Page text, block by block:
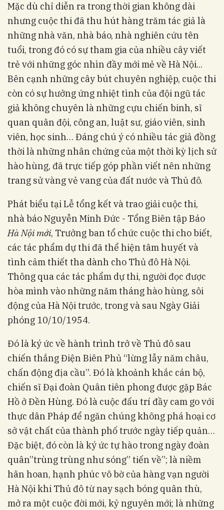
Mặc dù chỉ diễn ra trong thời gian không dài
nhưng cuộc thi đã thu hút hàng trăm tác giả là
những nhà văn, nhà báo, nhà nghiên cứu tên
tuổi, trong đó có sự tham gia của nhiều cây viết
trẻ với những góc nhìn đầy mới mẻ về Hà Nội...
Bên cạnh những cây bút chuyên nghiệp, cuộc thi
còn có sự hưởng ứng nhiệt tình của đội ngũ tác
giả không chuyên là những cựu chiến binh, sĩ
quan quân đội, công an, luật sư, giáo viên, sinh
viên, học sinh… Đáng chú ý có nhiều tác giả đồng
thời là những nhân chứng của một thời kỳ lịch sử
hào hùng, đã trực tiếp góp phần viết nên những
trang sử vàng vẻ vang của đất nước và Thủ đô.
Phát biểu tại Lễ tổng kết và trao giải cuộc thi,
nhà báo Nguyễn Minh Đức - Tổng Biên tập Báo
Hà Nội mới, Trưởng ban tổ chức cuộc thi cho biết,
các tác phẩm dự thi đã thể hiện tâm huyết và
tình cảm thiết tha dành cho Thủ đô Hà Nội.
Thông qua các tác phẩm dự thi, người đọc được
hòa mình vào những năm tháng hào hùng, sôi
động của Hà Nội trước, trong và sau Ngày Giải
phóng 10/10/1954.
Đó là ký ức về hành trình trở về Thủ đô sau
chiến thắng Điện Biên Phủ “lừng lẫy năm châu,
chấn động địa cầu”. Đó là khoảnh khắc cán bộ,
chiến sĩ Đại đoàn Quân tiên phong được gặp Bác
Hồ ở Đền Hùng. Đó là cuộc đấu trí đầy cam go với
thực dân Pháp để ngăn chúng không phá hoại cơ
sở vật chất của thành phố trước ngày tiếp quản…
Đặc biệt, đó còn là ký ức tự hào trong ngày đoàn
quân”trùng trùng như sóng” tiến về”; là niềm
hân hoan, hạnh phúc vô bờ của hàng vạn người
Hà Nội khi Thủ đô từ nay sạch bóng quân thù,
mở ra một cuộc đời mới, kỷ nguyên mới; là những